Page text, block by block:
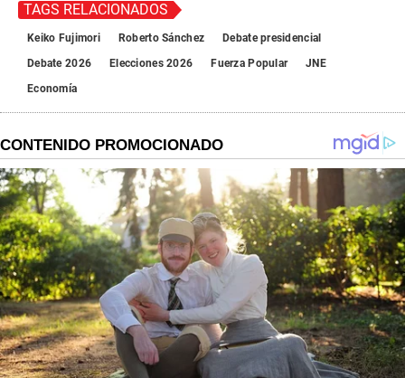
TAGS RELACIONADOS
Keiko Fujimori Roberto Sánchez
Debate presidencial
Debate 2026
Elecciones 2026 Fuerza Popular
JNE
Economía